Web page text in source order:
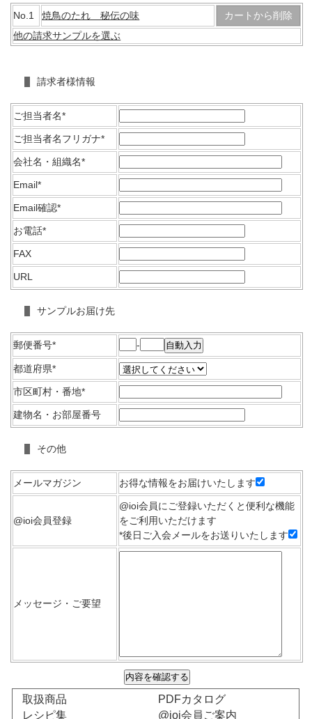
No.1 焼鳥のたれ 秘伝の味
カートから削除
他の請求サンプルを選ぶ
請求者様情報
ご担当者名*
ご担当者名フリガナ*
会社名・組織名*
Email*
Email確認*
お電話*
FAX
URL
サンプルお届け先
郵便番号* - 自動入力
都道府県*
市区町村・番地*
建物名・お部屋番号
その他
メールマガジン お得な情報をお届けいたします
@ioi会員登録
@ioi会員にご登録いただくと便利な機能
をご利用いただけます
*後日ご入会メールをお送りいたします
メッセージ・ご要望
取扱商品
PDFカタログ
レシピ集
@ioi会員ご案内